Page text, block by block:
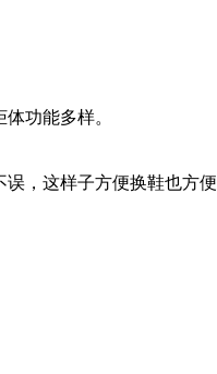
功能多样。
，这样子方便换鞋也方便